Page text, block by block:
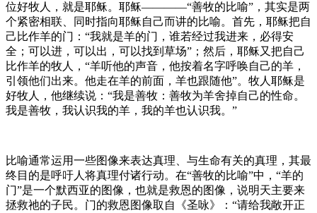
位好牧人，就是耶稣。耶稣————“善牧的比喻”，其实是两
个紧密相联、同时指向耶稣自己而讲的比喻。首先，耶稣把自
己比作羊的门：“我就是羊的门，谁若经过我进来，必得安
全；可以进，可以出，可以找到草场”；然后，耶稣又把自己
比作羊的牧人，“羊听他的声音，他按着名字呼唤自己的羊，
引领他们出来。他走在羊的前面，羊也跟随他”。牧人耶稣是
好牧人，他继续说：“我是善牧：善牧为羊舍掉自己的性命。
我是善牧，我认识我的羊，我的羊也认识我。”
比喻通常运用一些图像来表达真理、与生命有关的真理，其最
终目的是呼吁人将真理付诸行动。在“善牧的比喻”中，“羊的
门”是一个默西亚的图像，也就是救恩的图像，说明天主要来
拯救祂的子民。门的救恩图像取自《圣咏》：“请给我敞开正